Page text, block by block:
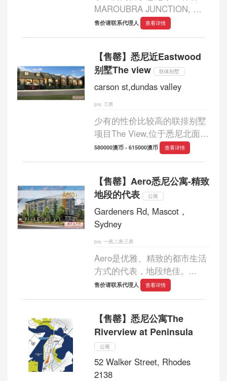
MAROUBRA JUNCTION, 离
市中心仅8公里，车程10-15分
钟，乃著名国际学生及本地中
售价请联系代理人 查看详情
【售罄】悉尼近Eastwood
别墅The view
联体别墅
carson st,dundas valley
三房
少有的性价比较高的联排别墅
项目The View,位于悉尼北面
Dundas Valley优质住宅区，紧
挨着华人居住较多的Eastwood
栋联排别墅，3居室（110平米
起）。全精装修，且...
580000澳币 - 615000澳币 查看详情
【售罄】Aero悉尼公寓-精致
地段的代表
公寓
Gardeners Rd, Mascot，
Sydney
一房,二房,三房
Aero是优雅、精致的都市生活
方式的代表，地段绝佳。...
售价请联系代理人 查看详情
【售罄】悉尼公寓The
Riverview at Peninsula
公寓
52 Walker Street, Rhodes
2138